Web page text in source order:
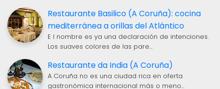
Restaurante Basilico (A Coruña): cocina
mediterránea a orillas del Atlántico
E l nombre es ya una declaración de intenciones.
Los suaves colores de las pare…
Restaurante da India (A Coruña)
A Coruña no es una ciudad rica en oferta
gastronómica internacional más o meno…